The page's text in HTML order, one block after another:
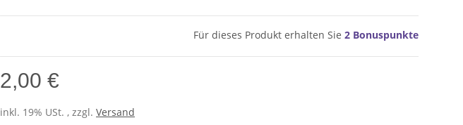
Für dieses Produkt erhalten Sie 2 Bonuspunkte
2,00 €
inkl. 19% USt. , zzgl. Versand